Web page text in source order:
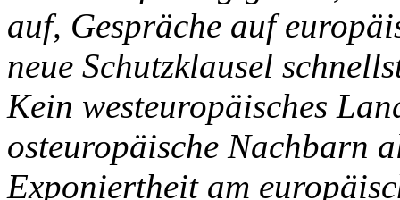
auf, Gespräche auf
neue Schutzklausel
Kein westeuropäisches
osteuropäische Nachbarn
Exponiertheit am